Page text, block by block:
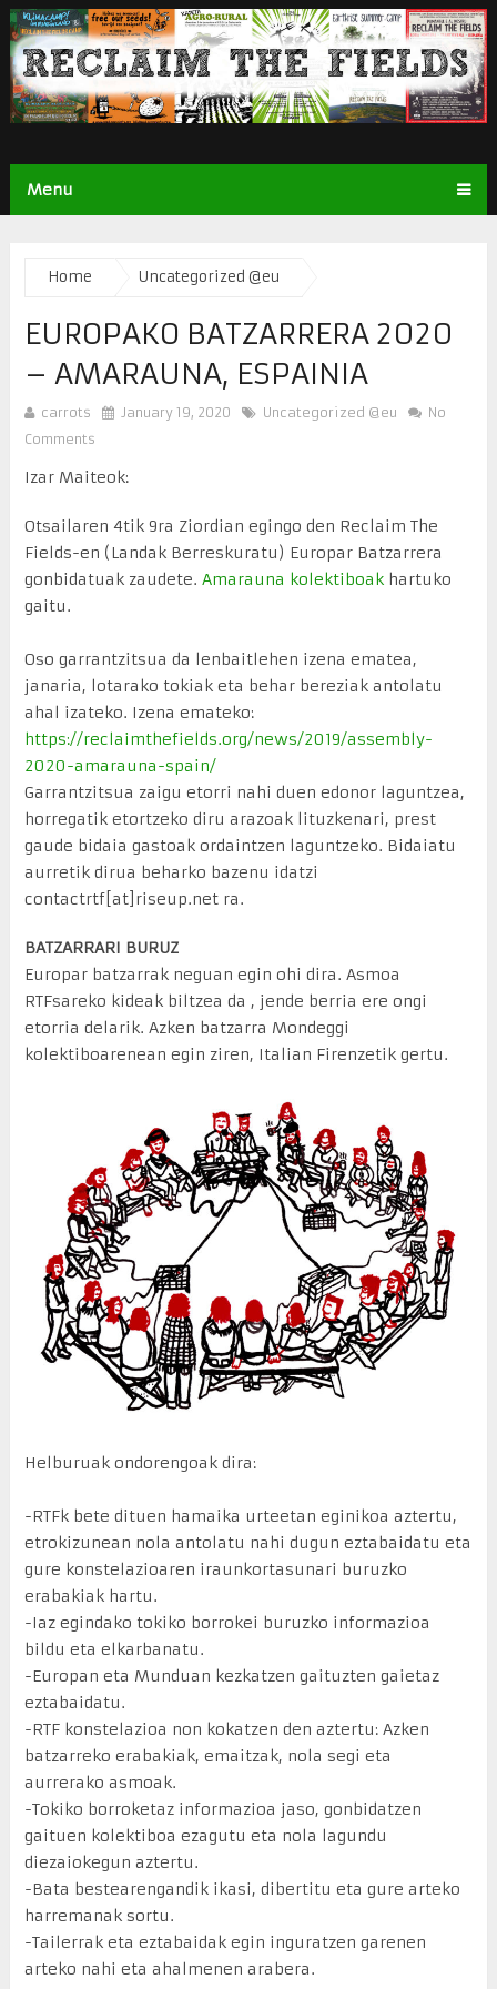
Menu
Home Uncategorized @eu
EUROPAKO BATZARRERA 2020
– AMARAUNA, ESPAINIA
carrots January 19, 2020 Uncategorized @eu
No
Comments
Izar Maiteok:
Otsailaren 4tik 9ra Ziordian egingo den Reclaim The
Fields-en (Landak Berreskuratu) Europar Batzarrera
gonbidatuak zaudete. Amarauna kolektiboakhartuko
gaitu.
Oso garrantzitsua da lenbaitlehen izena ematea,
janaria, lotarako tokiak eta behar bereziak antolatu
ahal izateko. Izena emateko:
https://reclaimthefields.org/news/2019/assembly-
2020-amarauna-spain/
Garrantzitsua zaigu etorri nahi duen edonor laguntzea,
horregatik etortzeko diru arazoak lituzkenari, prest
gaude bidaia gastoak ordaintzen laguntzeko. Bidaiatu
aurretik dirua beharko bazenu idatzi
contactrtf[at]riseup.net ra.
BATZARRARI BURUZ
Europar batzarrak neguan egin ohi dira. Asmoa
RTFsareko kideak biltzea da , jende berria ere ongi
etorria delarik. Azken batzarra Mondeggi
kolektiboarenean egin ziren, Italian Firenzetik gertu.
Helburuak ondorengoak dira:
-RTFk bete dituen hamaika urteetan eginikoa aztertu,
etrokizunean nola antolatu nahi dugun eztabaidatu eta
gure konstelazioaren iraunkortasunari buruzko
erabakiak hartu.
-Iaz egindako tokiko borrokei buruzko informazioa
bildu eta elkarbanatu.
-Europan eta Munduan kezkatzen gaituzten gaietaz
eztabaidatu.
-RTF konstelazioa non kokatzen den aztertu: Azken
batzarreko erabakiak, emaitzak, nola segi eta
aurrerako asmoak.
-Tokiko borroketaz informazioa jaso, gonbidatzen
gaituen kolektiboa ezagutu eta nola lagundu
diezaiokegun aztertu.
-Bata bestearengandik ikasi, dibertitu eta gure arteko
harremanak sortu.
-Tailerrak eta eztabaidak egin inguratzen garenen
arteko nahi eta ahalmenen arabera.